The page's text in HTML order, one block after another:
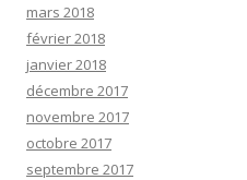
mars 2018
février 2018
janvier 2018
décembre 2017
novembre 2017
octobre 2017
septembre 2017